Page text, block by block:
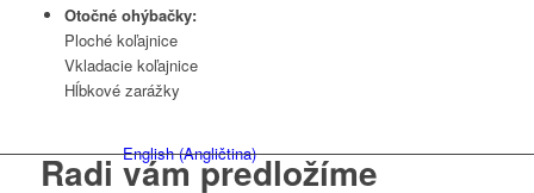
English(Angličtina)
Otočné ohýbačky:
Ploché koľajnice
Vkladacie koľajnice
Hĺbkové zarážky
Radi vám predložíme